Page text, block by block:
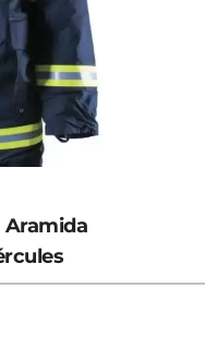
Aramida